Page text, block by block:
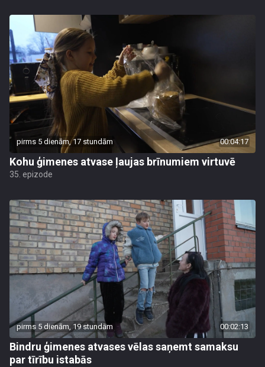
pirms 5 dienām, 17 stundām 00:04:17
Kohu ģimenes atvase ļaujas brīnumiem virtuvē
35. epizode
pirms 5 dienām, 19 stundām 00:02:13
Bindru ģimenes atvases vēlas saņemt samaksu
par tīrību istabās